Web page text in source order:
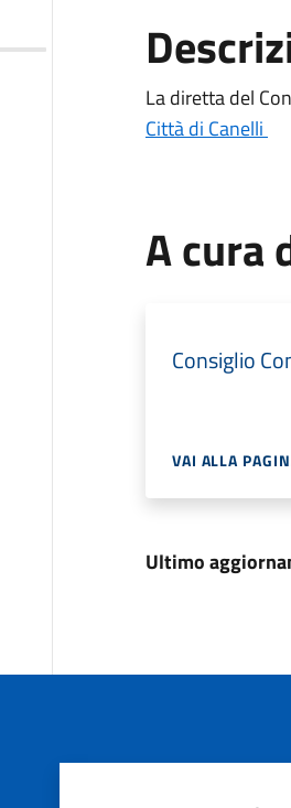
La diretta del
Città di Canelli
A cura
Consiglio
VAI ALLA
Ultimo